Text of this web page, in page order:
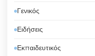
Αρούμπα
Αυστραλία
Αυστρία
Γενικός
Ειδήσεις
Εκπαιδευτικός